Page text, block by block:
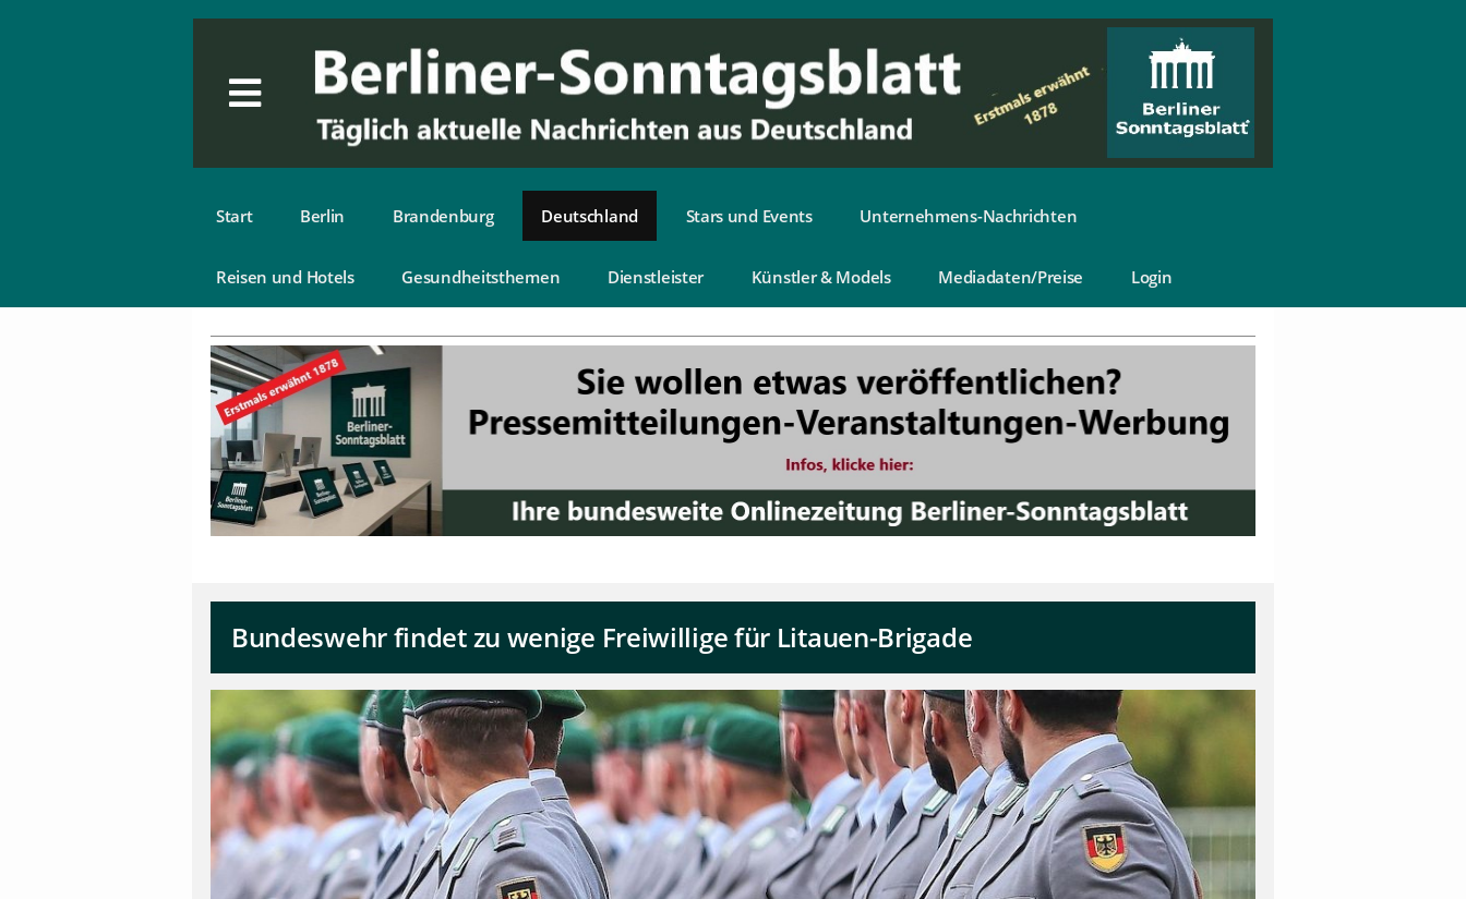
Start Berlin Brandenburg Deutschland Stars und Events Unternehmens-Nachrichten
Reisen und Hotels Gesundheitsthemen Dienstleister Künstler & Models Mediadaten/Preise Login
Bundeswehr findet zu wenige Freiwillige für Litauen-Brigade